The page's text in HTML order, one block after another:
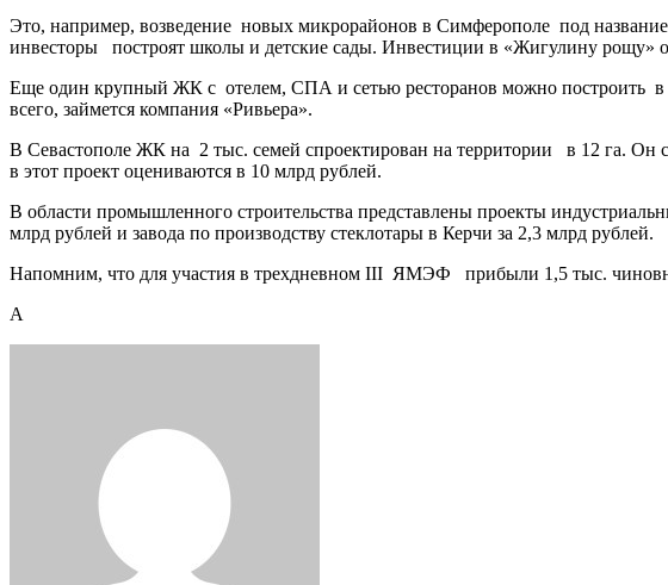
Это, например, возведение новых микрорайонов в Симферополе под
инвесторы построят школы и детские сады. Инвестиции в «Жигулину рощу»
Еще один крупный ЖК с отелем, СПА и сетью ресторанов можно построить в
всего, займется компания «Ривьера».
В Севастополе ЖК на 2 тыс. семей спроектирован на территории в 12 га.
в этот проект оцениваются в 10 млрд рублей.
В области промышленного строительства представлены проекты
млрд рублей и завода по производству стеклотары в Керчи за 2,3 млрд рублей.
Напомним, что для участия в трехдневном III ЯМЭФ прибыли 1,5 тыс.
А